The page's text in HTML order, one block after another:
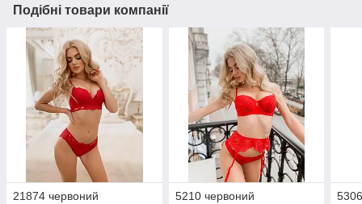
Подібні товари компанії
21874 червоний 5210 червоний